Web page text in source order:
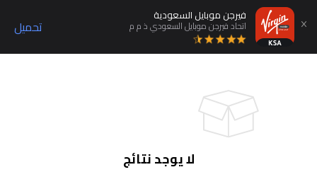
تحميل
فيرجن موبايل السعودية
اتحاد فيرجن موبايل السعودي ذ م م
لا يوجد نتائج